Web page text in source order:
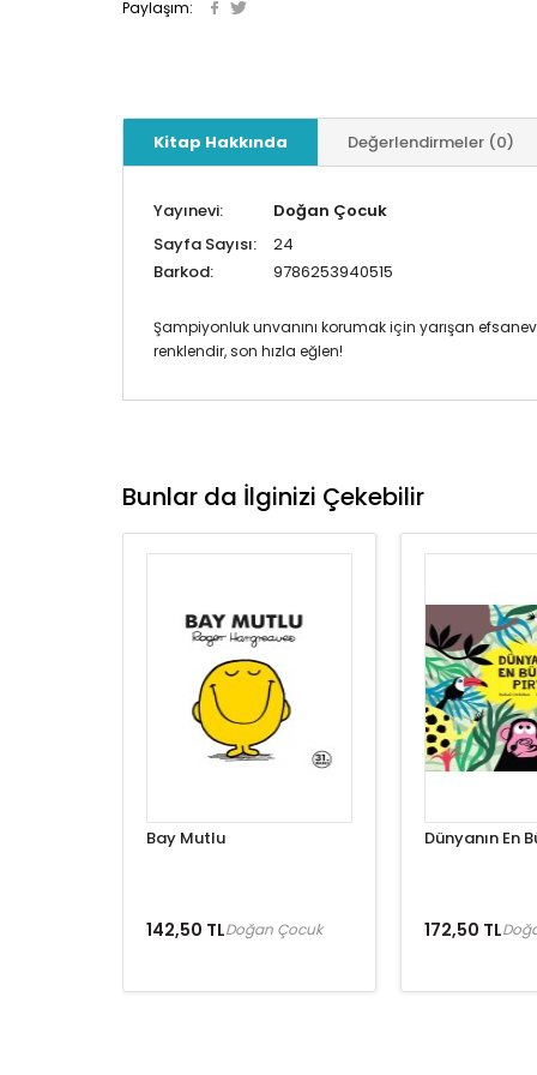
Paylaşım:
Kitap Hakkında Değerlendirmeler (0)
Yayınevi:
Doğan Çocuk
Sayfa Sayısı:
24
Barkod:
9786253940515
Şampiyonluk unvanını korumak için yarışan
renklendir, son hızla eğlen!
Bunlar da İlginizi Çekebilir
Bay Mutlu
142,50 TLDoğan Çocuk
Dünyanın En
172,50 TL